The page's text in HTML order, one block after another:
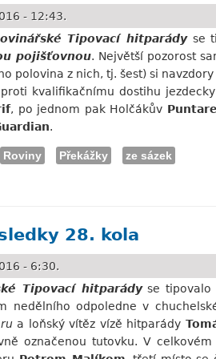
- 12:43.
Tipovací hitparádyse
pojišťovnou. Největší pozorost
polovina z nich, tj. šest) si
kvalifikačnímu dostihu
, po jednom pak Holčákův
.
Roviny Překážky
ze sázek
28. kola
- 6:30.
Tipovací hitparádyse tipovalo
nedělního odpoledne v
a loňský vítěz vízě hitparády
označenou tutovku. V